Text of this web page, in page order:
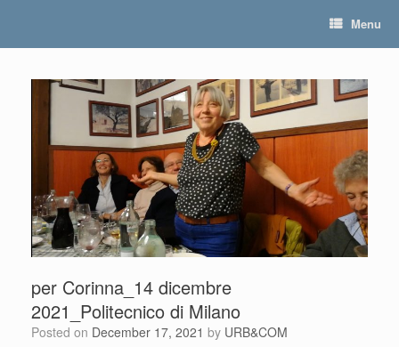
Menu
per Corinna_14 dicembre
2021_Politecnico di Milano
Posted on December 17, 2021 by URB&COM